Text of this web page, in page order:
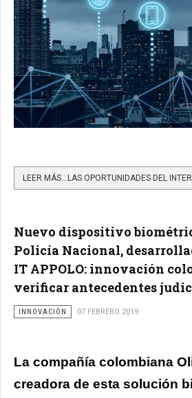
Nuevo dispositivo
Policía Nacional,
IT APPOLO: innovación
verificar antecedentes
INNOVACIÓN 07 FEBRERO 2019
La compañía colombiana
creadora de esta solución